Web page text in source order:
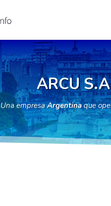
ARCU
Una empresaArgentinaque